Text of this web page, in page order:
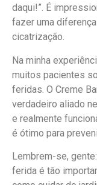
daqui!”. É
fazer uma
cicatrização.
Na minha
muitos pacientes
feridas. O Creme
verdadeiro aliado
e realmente
é ótimo para
Lembrem-se,
ferida é tão